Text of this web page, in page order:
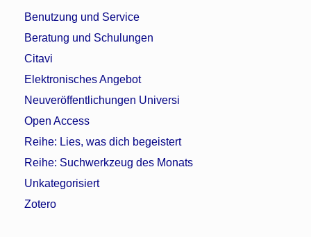
Benutzung und Service
Beratung und Schulungen
Citavi
Elektronisches Angebot
Neuveröffentlichungen Universi
Open Access
Reihe: Lies, was dich begeistert
Reihe: Suchwerkzeug des Monats
Unkategorisiert
Zotero